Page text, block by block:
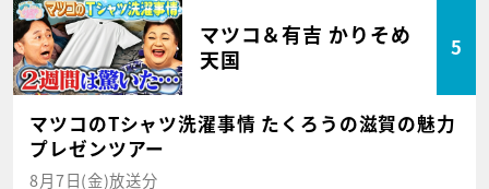
マツコ＆有吉 かりそめ
天国
5
マツコのTシャツ洗濯事情 たくろうの滋賀の魅力
プレゼンツアー
8月7日(金)放送分